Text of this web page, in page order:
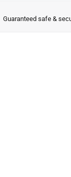
Guaranteed safe &